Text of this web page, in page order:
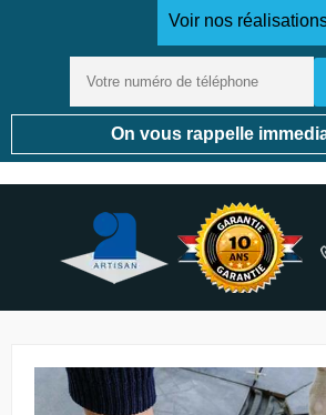
Voir nos
On vous rappelle